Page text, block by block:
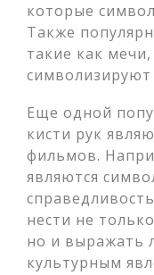
которые
Также
такие как
Еще одной
кисти рук
фильмов.
являются
нести не
но и выражать
культурным